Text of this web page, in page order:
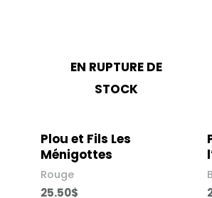
EN RUPTURE DE
STOCK
Plou et Fils Les
Ménigotte​s
Rouge
25.50$